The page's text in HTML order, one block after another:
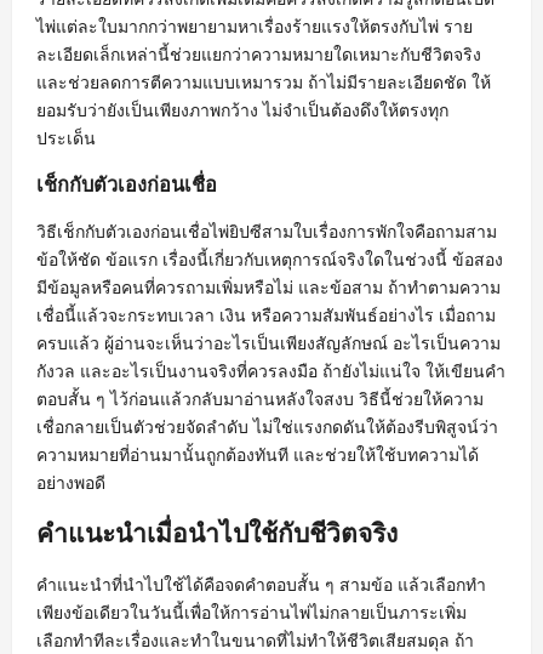
ไพ่แต่ละใบมากกว่าพยายามหาเรื่องร้ายแรงให้ตรงกับไพ่ ราย
ละเอียดเล็กเหล่านี้ช่วยแยกว่าความหมายใดเหมาะกับชีวิตจริง
และช่วยลดการตีความแบบเหมารวม ถ้าไม่มีรายละเอียดชัด ให้
ยอมรับว่ายังเป็นเพียงภาพกว้าง ไม่จำเป็นต้องดึงให้ตรงทุก
ประเด็น
เช็กกับตัวเองก่อนเชื่อ
วิธีเช็กกับตัวเองก่อนเชื่อไพ่ยิปซีสามใบเรื่องการพักใจคือถามสาม
ข้อให้ชัด ข้อแรก เรื่องนี้เกี่ยวกับเหตุการณ์จริงใดในช่วงนี้ ข้อสอง
มีข้อมูลหรือคนที่ควรถามเพิ่มหรือไม่ และข้อสาม ถ้าทำตามความ
เชื่อนี้แล้วจะกระทบเวลา เงิน หรือความสัมพันธ์อย่างไร เมื่อถาม
ครบแล้ว ผู้อ่านจะเห็นว่าอะไรเป็นเพียงสัญลักษณ์ อะไรเป็นความ
กังวล และอะไรเป็นงานจริงที่ควรลงมือ ถ้ายังไม่แน่ใจ ให้เขียนคำ
ตอบสั้น ๆ ไว้ก่อนแล้วกลับมาอ่านหลังใจสงบ วิธีนี้ช่วยให้ความ
เชื่อกลายเป็นตัวช่วยจัดลำดับ ไม่ใช่แรงกดดันให้ต้องรีบพิสูจน์ว่า
ความหมายที่อ่านมานั้นถูกต้องทันที และช่วยให้ใช้บทความได้
อย่างพอดี
คำแนะนำเมื่อนำไปใช้กับชีวิตจริง
คำแนะนำที่นำไปใช้ได้คือจดคำตอบสั้น ๆ สามข้อ แล้วเลือกทำ
เพียงข้อเดียวในวันนี้เพื่อให้การอ่านไพ่ไม่กลายเป็นภาระเพิ่ม
เลือกทำทีละเรื่องและทำในขนาดที่ไม่ทำให้ชีวิตเสียสมดุล ถ้า